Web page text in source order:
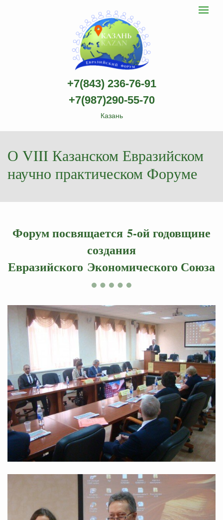
Казанский
Евразийский
научно-
практический
форум
logo
+7(843) 236-76-91
+7(987)290-55-70
Казань
Toggle
О VIII Казанском Евразийском
научно практическом Форуме
Форум посвящается 5-ой годовщине
создания
Евразийского Экономического Союза